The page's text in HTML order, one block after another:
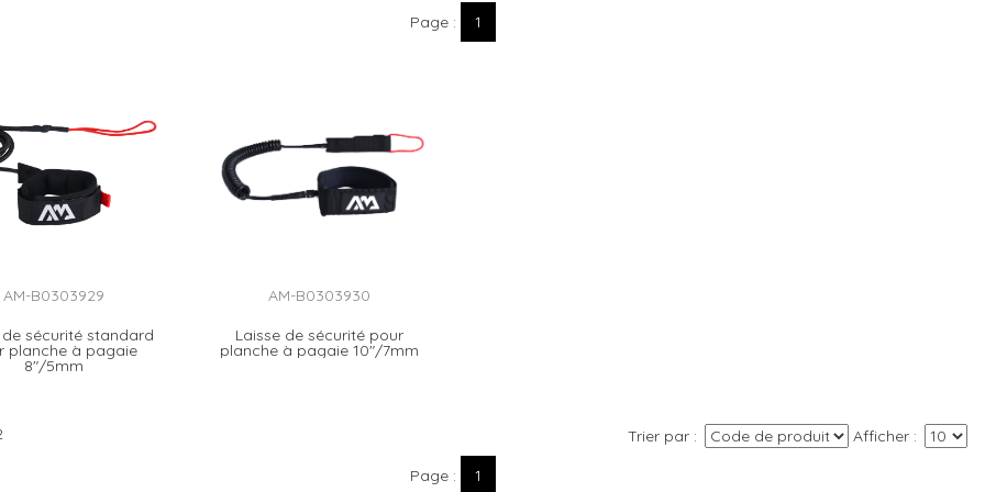
Page 1
AM-B0303929
de sécurité standard
planche à pagaie
8"/5mm
AM-B0303930
Laisse de sécurité pour
planche à pagaie 10"/7mm
Trier par Afficher
Page 1